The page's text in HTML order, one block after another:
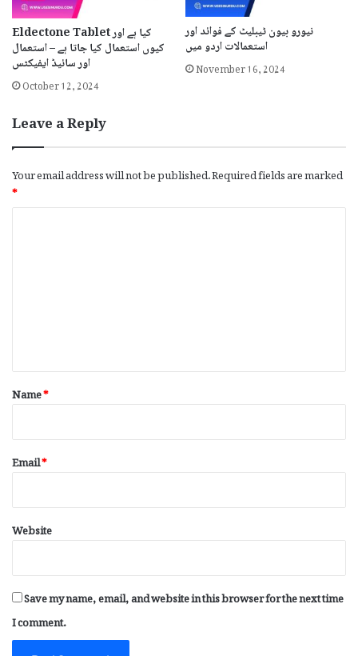
Eldectone Tablet کیا ہے اور
کیوں استعمال کیا جاتا ہے – استعمال
اور سائیڈ ایفیکٹس
October 12, 2024
نیورو بیون ٹیبلیٹ کے فوائد اور
استعمالات اردو میں
November 16, 2024
Leave a Reply
Your email address will not be published.Required fields are marked
*
*
Name*
Email*
Website
Save my name, email, and website in this browser for the next time
I comment.